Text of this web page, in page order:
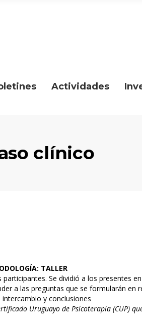
Actividades
clínico
: TALLER
Se dividió a los presentes
a las preguntas que se formularán en
intercambio y conclusiones
Uruguayo de Psicoterapia (CUP)